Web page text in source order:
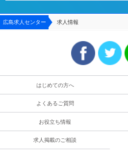
広島求人センター 求人情報
はじめての方へ
よくあるご質問
お役立ち情報
求人掲載のご相談